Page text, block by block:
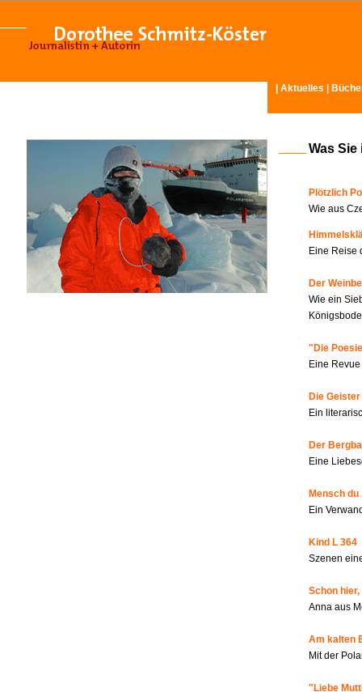
Aktuelles
Was
Plötzlich
Wie aus
Eine Reise
Der
Wie ein
"Die
Eine
Die
Ein
Der
Eine
Mensch du
Ein
Kind L 364
Szenen
Schon
Anna aus
Am kalten
Mit der
"Liebe